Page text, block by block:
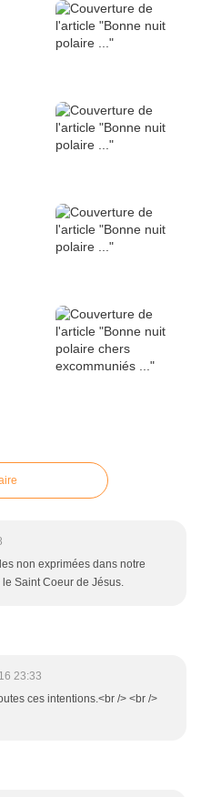
non exprimées dans notre
Saint Coeur de Jésus.
23:33
ces intentions.<br /> <br />